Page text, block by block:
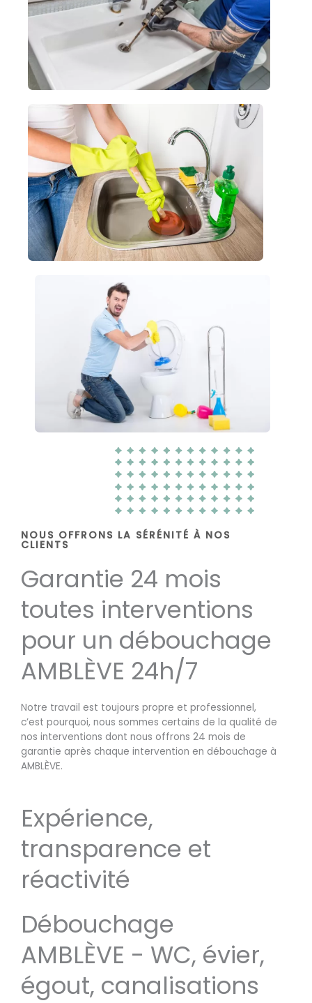
NOUS OFFRONS LA SÉRÉNITÉ À NOS
CLIENTS
Garantie 24 mois
toutes interventions
pour un débouchage
AMBLÈVE 24h/7
Notre travail est toujours propre et professionnel,
c’est pourquoi, nous sommes certains de la qualité de
nos interventions dont nous offrons 24 mois de
garantie après chaque intervention en débouchage à
AMBLÈVE.
Expérience,
transparence et
réactivité
Débouchage
AMBLÈVE - WC, évier,
égout, canalisations